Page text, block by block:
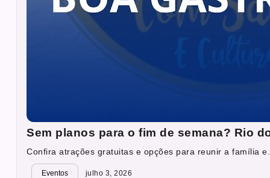
Sem planos para o fim de semana? Rio
Confira atrações gratuitas e opções para reunir a família
Eventos julho 3, 2026